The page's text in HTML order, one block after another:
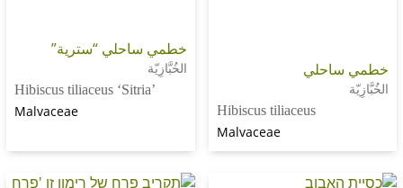
Hibiscus tiliaceus
خطمي ساحلي “سترية”
Hibiscus tiliaceus ‘Sitria’